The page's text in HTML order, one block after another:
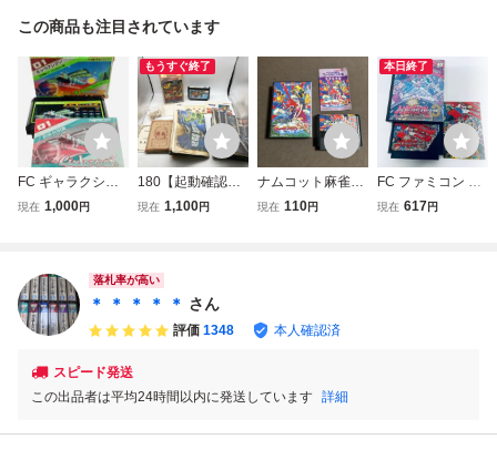
この商品も注目されています
FC ギャラクシア
ン 箱説付き ナム
現在 1,000円
もうすぐ終了
180【起動確認済
み】FC 貝獣物語
たり 箱付き
現在 1,100円
ナムコット麻雀3
マージャン天国
現在 110円
本日終了
FC ファミコン 爆
笑 人生劇場３ ソ
現在 617円
落札率が高い
＊ ＊ ＊ ＊ ＊ さん
評価 1348 本人確認済
スピード発送
この出品者は平均24時間以内に発送しています 詳細